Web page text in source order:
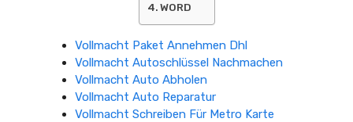
WORD
Vollmacht Paket Annehmen Dhl
Vollmacht Autoschlüssel Nachmachen
Vollmacht Auto Abholen
Vollmacht Auto Reparatur
Vollmacht Schreiben Für Metro Karte